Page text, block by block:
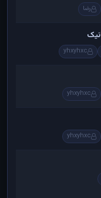
رضا
yhxyhxc
yhxyhxc
yhxyhxc